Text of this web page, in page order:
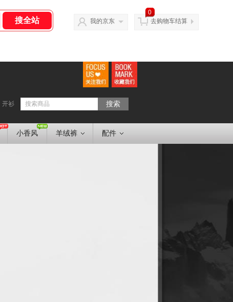
我的京东
0
去购物车结算
开衫 搜索
小香风 羊绒裤 配件